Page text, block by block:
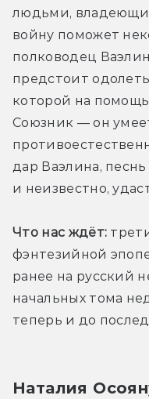
людьми,
войну поможет
полководец
предстоит
которой на
Союзник — он
дар Ваэлина,
и неизвестно,
Что нас ждёт:
фэнтезийной
ранее на русский
начальных тома
теперь и до
Наталия